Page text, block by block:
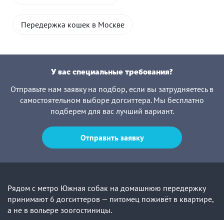
Передержка кошек в Москве
У вас специальные требования?
Отправьте нам заявку на подбор, если вы затрудняетесь в
самостоятельном выборе догситтера. Мы бесплатно
подберем для вас лучший вариант.
Отправить заявку
Рядом с метро Южная собак на домашнюю передержку
принимают 6 догситтеров — питомец поживёт в квартире,
а не в вольере зоогостиницы.